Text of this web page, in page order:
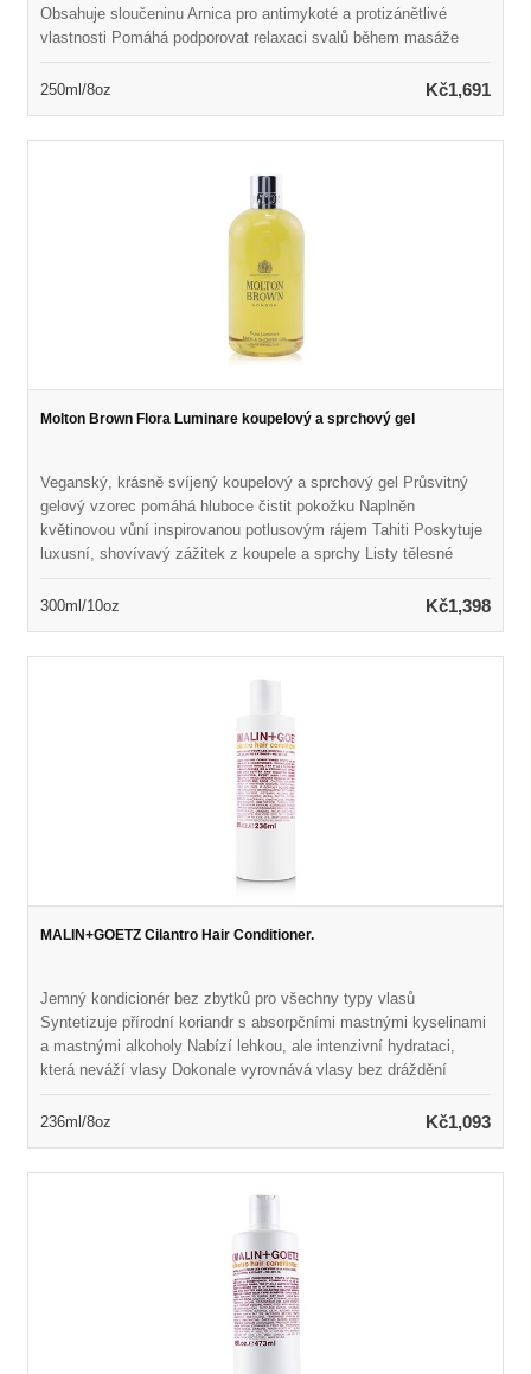
Obsahuje sloučeninu Arnica pro antimykoté a protizánětlivé
vlastnosti Pomáhá podporovat relaxaci svalů během masáže
napjaté a unavené svaly Vonné osvěžující a revitalizační vůní
250ml/8oz Kč1,691
Molton Brown Flora Luminare koupelový a sprchový gel
Veganský, krásně svíjený koupelový a sprchový gel Průsvitný
gelový vzorec pomáhá hluboce čistit pokožku Naplněn
květinovou vůní inspirovanou potlusovým rájem Tahiti Poskytuje
luxusní, shovívavý zážitek z koupele a sprchy Listy tělesné
pleti Bez lepku, ftalátu a parabenů, bez krutosti
300ml/10oz Kč1,398
MALIN+GOETZ Cilantro Hair Conditioner.
Jemný kondicionér bez zbytků pro všechny typy vlasů
Syntetizuje přírodní koriandr s absorpčními mastnými kyselinami
a mastnými alkoholy Nabízí lehkou, ale intenzivní hydrataci,
která neváží vlasy Dokonale vyrovnává vlasy bez dráždění
a zdravě vypadající Naplněno přirozenou vůní a barvou Vhodné
236ml/8oz Kč1,093